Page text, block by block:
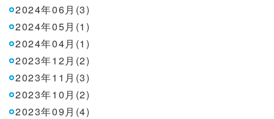
2024年06月(3)
2024年05月(1)
2024年04月(1)
2023年12月(2)
2023年11月(3)
2023年10月(2)
2023年09月(4)